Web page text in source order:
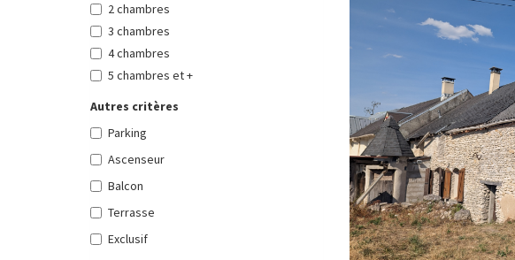
2 chambres
3 chambres
4 chambres
5 chambres et +
Autres critères
Parking
Ascenseur
Balcon
Terrasse
Exclusif